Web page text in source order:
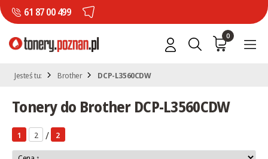
61 87 00 499
0
Jesteś tu: Brother DCP-L3560CDW
Tonery do Brother DCP-L3560CDW
1 2 / 2